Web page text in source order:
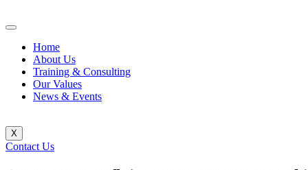
Home
About Us
Training & Consulting
Our Values
News & Events
X
Contact Us